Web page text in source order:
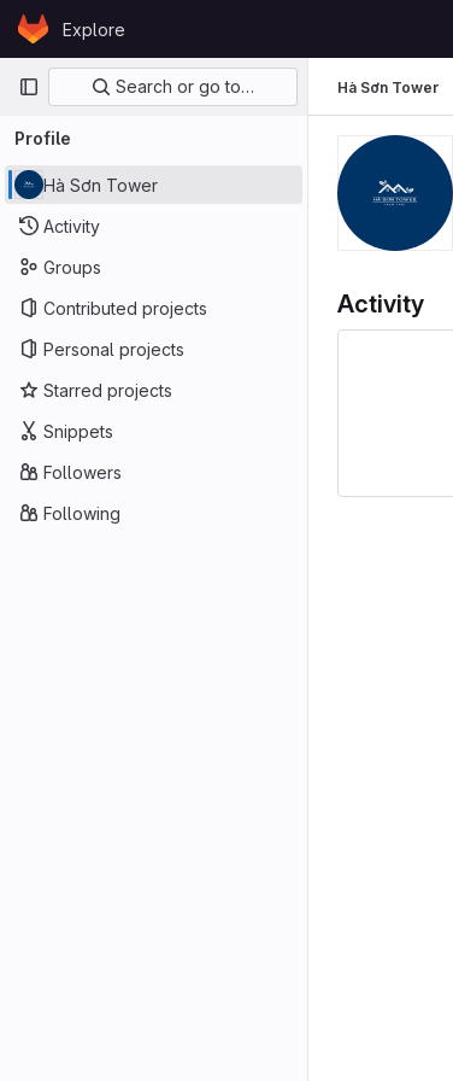
Skip to content
GitLabExplore
Primary navigation
Search or go to…
Profile
Hà Sơn Tower
Activity
Groups
Contributed projects
Personal projects
Starred projects
Snippets
Followers
Following
Hà Sơn Tower
Activity